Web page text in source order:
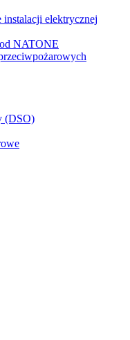
instalacji elektrycznej
NATONE
(DSO)